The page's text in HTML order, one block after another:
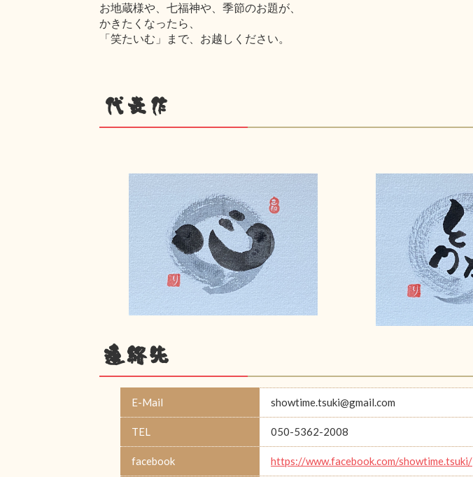
お地蔵様や、七福神や、季節のお題が、
かきたくなったら、
「笑たいむ」まで、お越しください。
代表作
連絡先
E-Mail showtime.tsuki@gmail.com
TEL 050-5362-2008
facebook https://www.facebook.com/showtime.tsuki/